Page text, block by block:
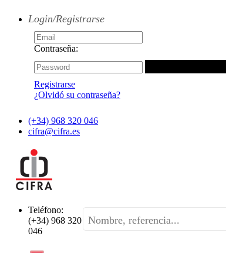
Login/Registrarse
Contraseña:
Registrarse
¿Olvidó su contraseña?
(+34) 968 320 046
cifra@cifra.es
Teléfono:
(+34) 968 320
046